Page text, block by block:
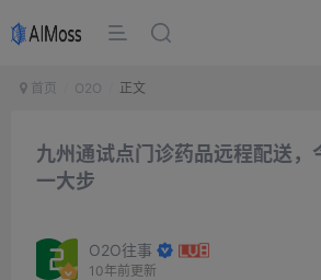
首页 O2O 正文
九州通试点门诊药品远程配送，
一大步
O2O往事
10年前更新